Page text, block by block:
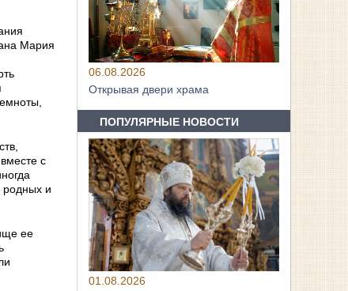
Мария
с
родных и
ее
06.08.2026
Открывая двери храма
ПОПУЛЯРНЫЕ НОВОСТИ
01.08.2026